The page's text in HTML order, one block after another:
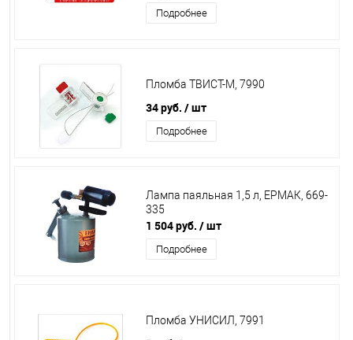
Подробнее
Пломба ТВИСТ-М, 7990
34 руб. / шт
Подробнее
Лампа паяльная 1,5 л, ЕРМАК, 669-
335
1 504 руб. / шт
Подробнее
Пломба УНИСИЛ, 7991